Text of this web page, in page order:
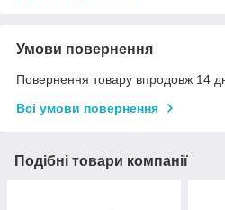
Умови повернення
Повернення товару впродовж 14
Всі умови повернення
Подібні товари компанії